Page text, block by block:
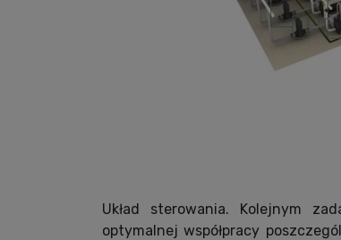
Układ sterowania. Kolejnym
optymalnej współpracy